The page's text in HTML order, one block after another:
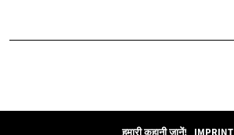
हमारी कहानी जानें! IMPRINT